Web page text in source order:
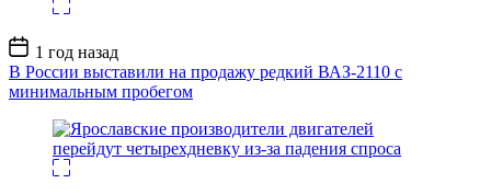
Дата
записи
1 год назад
В России выставили на продажу редкий ВАЗ-2110 с
минимальным пробегом